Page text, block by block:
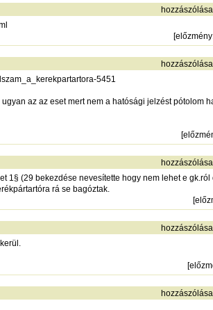
[előzmény
5451
az az eset mert nem a hatósági jelzést pótolom
[
1§ (29 bekezdése nevesítette hogy nem lehet e
rá se bagóztak.
[
[